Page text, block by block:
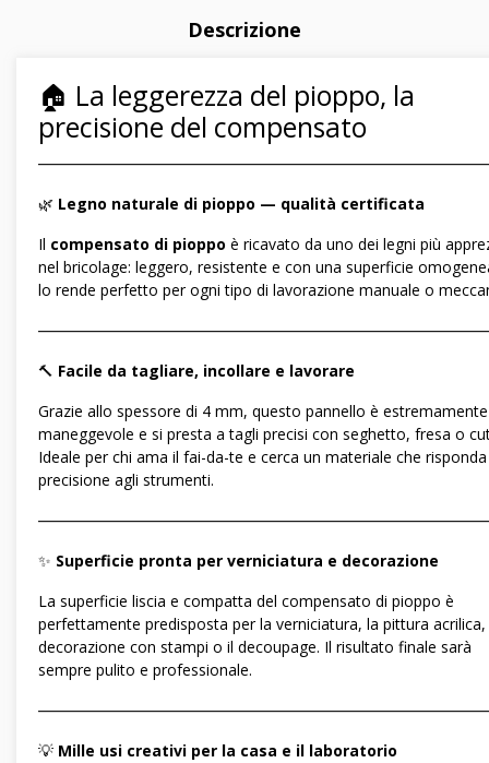
Descrizione
🏠 La leggerezza del pioppo, la
precisione del compensato
🌿 Legno naturale di pioppo — qualità certificata
Il compensato di pioppo è ricavato da uno dei legni più
nel bricolage: leggero, resistente e con una superficie
lo rende perfetto per ogni tipo di lavorazione manuale o
🔨 Facile da tagliare, incollare e lavorare
Grazie allo spessore di 4 mm, questo pannello è estremamente
maneggevole e si presta a tagli precisi con seghetto, fresa o
Ideale per chi ama il fai-da-te e cerca un materiale che
precisione agli strumenti.
✨ Superficie pronta per verniciatura e decorazione
La superficie liscia e compatta del compensato di pioppo è
perfettamente predisposta per la verniciatura, la pittura acrilica,
decorazione con stampi o il decoupage. Il risultato finale sarà
sempre pulito e professionale.
💡 Mille usi creativi per la casa e il laboratorio